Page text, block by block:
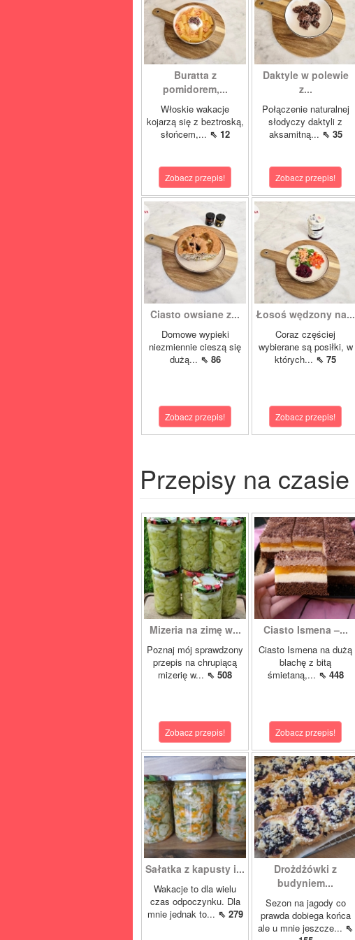
Buratta z
pomidorem,...
Włoskie wakacje
kojarzą się z beztroską,
słońcem,... ⇖ 12
Zobacz przepis!
Daktyle w polewie
z...
Połączenie naturalnej
słodyczy daktyli z
aksamitną... ⇖ 35
Zobacz przepis!
Ciasto owsiane z...
Domowe wypieki
niezmiennie cieszą się
dużą... ⇖ 86
Zobacz przepis!
Łosoś wędzony na...
Coraz częściej
wybierane są posiłki, w
których... ⇖ 75
Zobacz przepis!
Przepisy na czasie
Mizeria na zimę w...
Poznaj mój sprawdzony
przepis na chrupiącą
mizerię w... ⇖ 508
Zobacz przepis!
Ciasto Ismena –...
Ciasto Ismena na dużą
blachę z bitą
śmietaną,... ⇖ 448
Zobacz przepis!
Sałatka z kapusty i...
Wakacje to dla wielu
czas odpoczynku. Dla
mnie jednak to... ⇖ 279
Drożdżówki z
budyniem...
Sezon na jagody co
prawda dobiega końca
ale u mnie jeszcze... ⇖